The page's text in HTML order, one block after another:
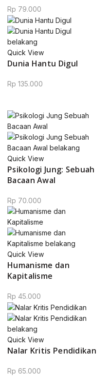
Rp 79.000
Quick View
Dunia Hantu Digul
Rp 135.000
Quick View
Psikologi Jung: Sebuah
Bacaan Awal
Rp 70.000
Quick View
Humanisme dan
Kapitalisme
Rp 45.000
Quick View
Nalar Kritis Pendidikan
Rp 65.000